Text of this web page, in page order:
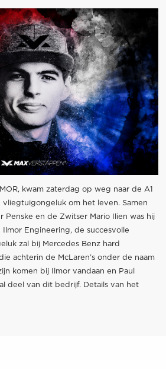
kwam zaterdag op weg naar de A1
om het leven. Samen
Penske en de Zwitser Mario Ilien was hij
Engineering, de succesvolle
zal bij Mercedes Benz hard
achterin de McLaren’s onder de naam
komen bij Ilmor vandaan en Paul
deel van dit bedrijf. Details van het